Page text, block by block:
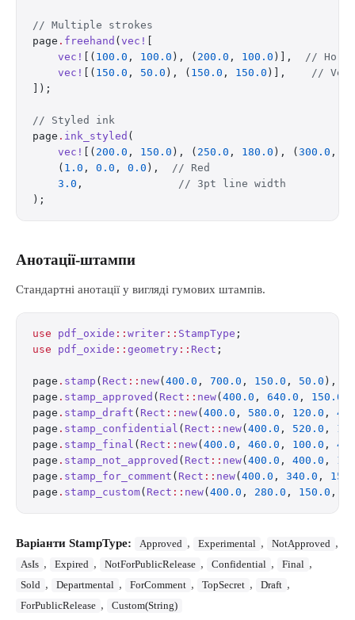
// Multiple strokes
page . freehand ( vec!
    vec!
[( 100.0 , 100.0 ), ( 200.0 , 100.0 )], //
    vec!
[( 150.0 , 50.0 ), ( 150.0 , 150.0 )], //
]);
// Styled ink
page . ink_styled (
    vec!
[( 200.0 , 150.0 ), ( 250.0 , 180.0 ), ( 300.0 ,
    (
1.0 , 0.0 , 0.0 ), // Red
    3.0
, // 3pt line width
);
Анотації-штампи
Стандартні анотації у вигляді гумових штампів.
use pdf_oxide :: writer :: StampType ;
use pdf_oxide :: geometry :: Rect ;
page . stamp ( Rect :: new( 400.0 , 700.0 , 150.0 , 50.0 ),
page . stamp_approved ( Rect :: new( 400.0 , 640.0 , 150.0
page . stamp_draft ( Rect :: new( 400.0 , 580.0 , 120.0 ,
page . stamp_confidential ( Rect :: new( 400.0 , 520.0 ,
page . stamp_final ( Rect :: new( 400.0 , 460.0 , 100.0 ,
page . stamp_not_approved ( Rect :: new( 400.0 , 400.0 ,
page . stamp_for_comment ( Rect :: new( 400.0 , 340.0 ,
page . stamp_custom( Rect :: new( 400.0 , 280.0 , 150.0 ,
Варіанти StampType: Approved , Experimental , NotApproved ,
AsIs , Expired , NotForPublicRelease , Confidential , Final ,
Sold , Departmental , ForComment , TopSecret , Draft ,
ForPublicRelease , Custom(String)